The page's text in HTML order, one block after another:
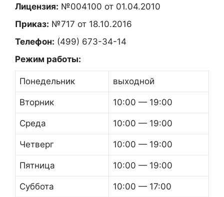
Лицензия: №004100 от 01.04.2010
Приказ: №717 от 18.10.2016
Телефон: (499) 673-34-14
Режим работы:
Понедельник выходной
Вторник 10:00 — 19:00
Среда 10:00 — 19:00
Четверг 10:00 — 19:00
Пятница 10:00 — 19:00
Суббота 10:00 — 17:00